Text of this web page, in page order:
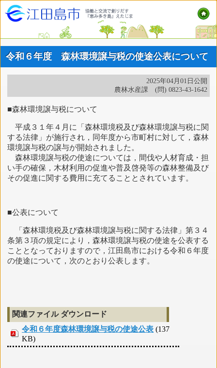
令和６年度 森林環境譲与税の使途公表について
2025年04月01日公開
農林水産課 (問) 0823-43-1642
■森林環境譲与税について
平成３１年４月に「森林環境税及び森林環境譲与税に関
する法律」が施行され，同年度から市町村に対して，森林
環境譲与税の譲与が開始されました。
森林環境譲与税の使途については，間伐や人材育成・担
い手の確保，木材利用の促進や普及啓発等の森林整備及び
その促進に関する費用に充てることとされています。
■公表について
「森林環境税及び森林環境譲与税に関する法律」第３４
条第３項の規定により，森林環境譲与税の使途を公表する
こととなっておりますので，江田島市における令和６年度
の使途について，次のとおり公表します。
関連ファイル ダウンロード
令和６年度森林環境譲与税の使途公表 (137
KB)